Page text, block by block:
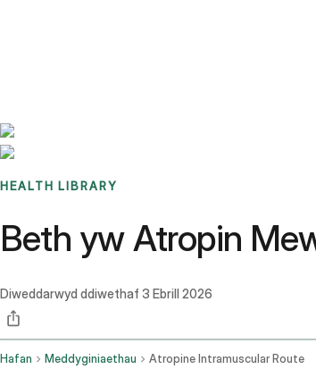
HEALTH LIBRARY
Beth yw Atropin
Diweddarwyd ddiwethaf 3 Ebrill 2026
Hafan Meddyginiaethau Atropine Intramuscular Route